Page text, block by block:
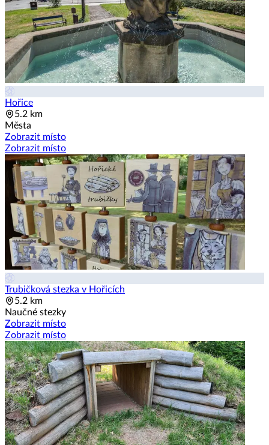
Hořice
5.2 km
Města
Zobrazit místo
Zobrazit místo
Trubičková stezka v Hořicích
5.2 km
Naučné stezky
Zobrazit místo
Zobrazit místo